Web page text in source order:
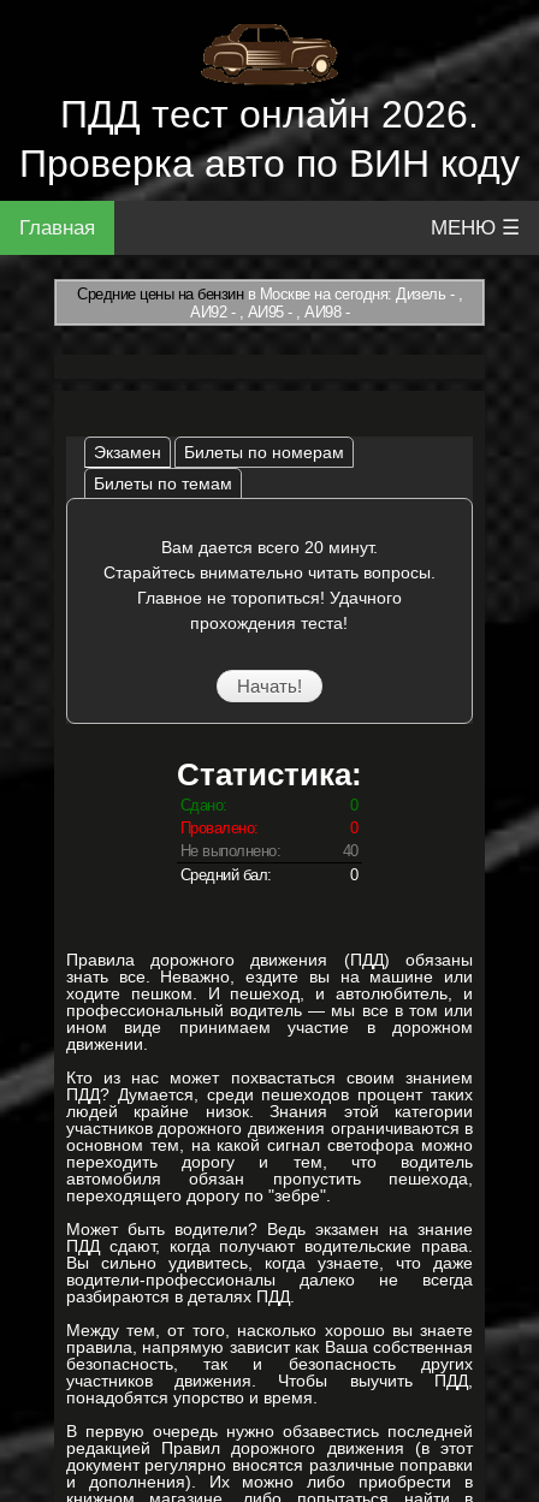
ПДД тест онлайн 2026.
Проверка авто по ВИН коду
Главная МЕНЮ ☰
Средние цены на бензинв Москве на сегодня: Дизель - ,
АИ92 - , АИ95 - , АИ98 -
Экзамен
Билеты по номерам
Билеты по темам
Вам дается всего 20 минут.
Старайтесь внимательно читать вопросы.
Главное не торопиться! Удачного
прохождения теста!
Начать!
Статистика:
Сдано:
0
Провалено:
0
Не выполнено:
40
Средний бал:
0
Правила дорожного движения (ПДД) обязаны
знать все. Неважно, ездите вы на машине или
ходите пешком. И пешеход, и автолюбитель, и
профессиональный водитель — мы все в том или
ином виде принимаем участие в дорожном
движении.
Кто из нас может похвастаться своим знанием
ПДД? Думается, среди пешеходов процент таких
людей крайне низок. Знания этой категории
участников дорожного движения ограничиваются в
основном тем, на какой сигнал светофора можно
переходить дорогу и тем, что водитель
автомобиля обязан пропустить пешехода,
переходящего дорогу по "зебре".
Может быть водители? Ведь экзамен на знание
ПДД сдают, когда получают водительские права.
Вы сильно удивитесь, когда узнаете, что даже
водители-профессионалы далеко не всегда
разбираются в деталях ПДД.
Между тем, от того, насколько хорошо вы знаете
правила, напрямую зависит как Ваша собственная
безопасность, так и безопасность других
участников движения. Чтобы выучить ПДД,
понадобятся упорство и время.
В первую очередь нужно обзавестись последней
редакцией Правил дорожного движения (в этот
документ регулярно вносятся различные поправки
и дополнения). Их можно либо приобрести в